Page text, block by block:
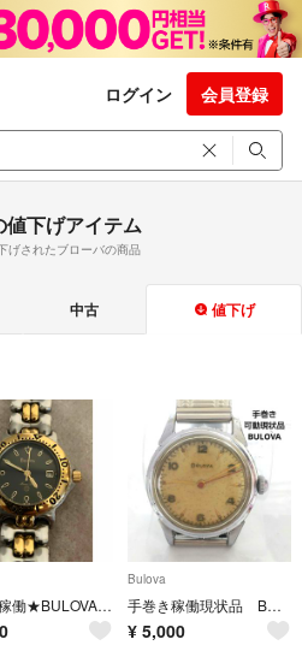
ログイン 会員登録
下げアイテム
げされたブローバの商品
中古 値下げ
値下げ 稼働★BULOVA ブローバ マリーンスター レディース腕時計 電池新品
Bulova
手巻き稼働現状品 BULOVA 腕時計 ZJ11
¥ 5,000